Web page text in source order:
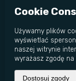
© Studio